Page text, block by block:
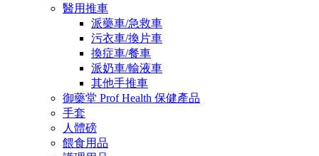
醫用推車
派藥車/急救車
污衣車/換片車
換症車/餐車
派奶車/輸液車
其他手推車
御藥堂 Prof Health 保健產品
手套
人體磅
餵食用品